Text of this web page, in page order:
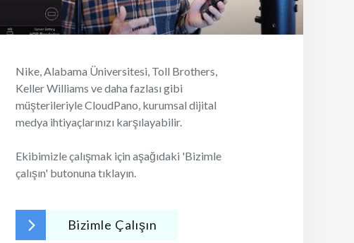
Nike, Alabama Üniversitesi, Toll Brothers,
Keller Williams ve daha fazlası gibi
müşterileriyle CloudPano, kurumsal dijital
medya ihtiyaçlarınızı karşılayabilir.
Ekibimizle çalışmak için aşağıdaki 'Bizimle
çalışın' butonuna tıklayın.
Bizimle Çalışın